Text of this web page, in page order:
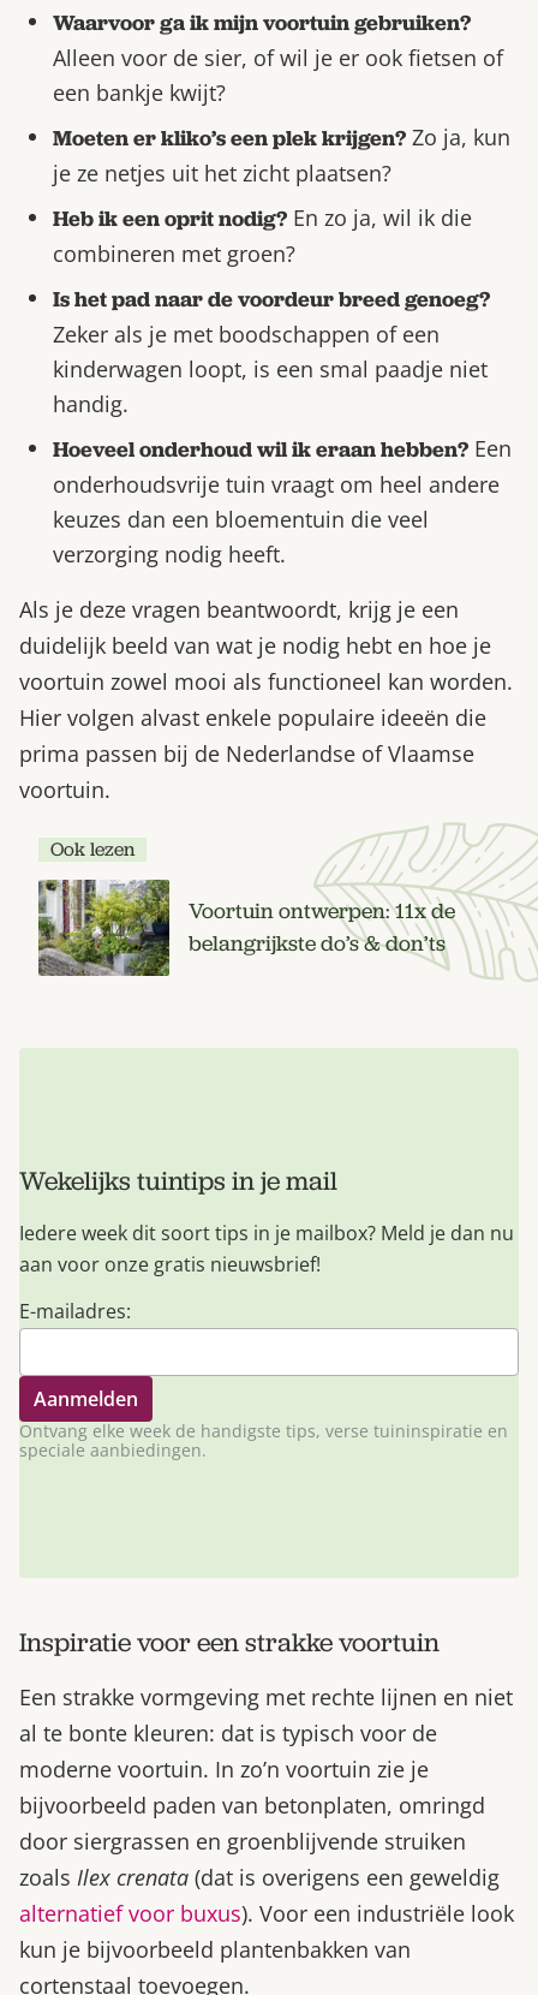
Waarvoor ga ik mijn voortuin gebruiken?
Alleen voor de sier, of wil je er ook fietsen of
een bankje kwijt?
Moeten er kliko’s een plek krijgen? Zo ja, kun
je ze netjes uit het zicht plaatsen?
Heb ik een oprit nodig? En zo ja, wil ik die
combineren met groen?
Is het pad naar de voordeur breed genoeg?
Zeker als je met boodschappen of een
kinderwagen loopt, is een smal paadje niet
handig.
Hoeveel onderhoud wil ik eraan hebben? Een
onderhoudsvrije tuin vraagt om heel andere
keuzes dan een bloementuin die veel
verzorging nodig heeft.
Als je deze vragen beantwoordt, krijg je een
duidelijk beeld van wat je nodig hebt en hoe je
voortuin zowel mooi als functioneel kan worden.
Hier volgen alvast enkele populaire ideeën die
prima passen bij de Nederlandse of Vlaamse
voortuin.
Ook lezen
Voortuin ontwerpen: 11x de
belangrijkste do’s & don’ts
Wekelijks tuintips in je mail
Iedere week dit soort tips in je mailbox? Meld je dan nu
aan voor onze gratis nieuwsbrief!
E-mailadres:
Ontvang elke week de handigste tips, verse tuininspiratie en
speciale aanbiedingen.
Inspiratie voor een strakke voortuin
Een strakke vormgeving met rechte lijnen en niet
al te bonte kleuren: dat is typisch voor de
moderne voortuin. In zo’n voortuin zie je
bijvoorbeeld paden van betonplaten, omringd
door siergrassen en groenblijvende struiken
zoals Ilex crenata (dat is overigens een geweldig
alternatief voor buxus). Voor een industriële look
kun je bijvoorbeeld plantenbakken van
cortenstaal toevoegen.